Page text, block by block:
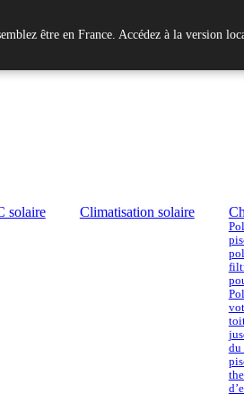
solaire Climatisation solaire
du
être en France. Accédez à la version